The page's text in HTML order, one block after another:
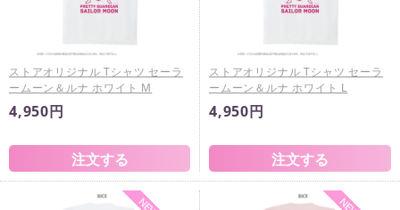
ストアオリジナル Tシャツ セーラ
ームーン＆ルナ ホワイト M
4,950円
ストアオリジナル Tシャツ セーラ
ームーン＆ルナ ホワイト L
4,950円